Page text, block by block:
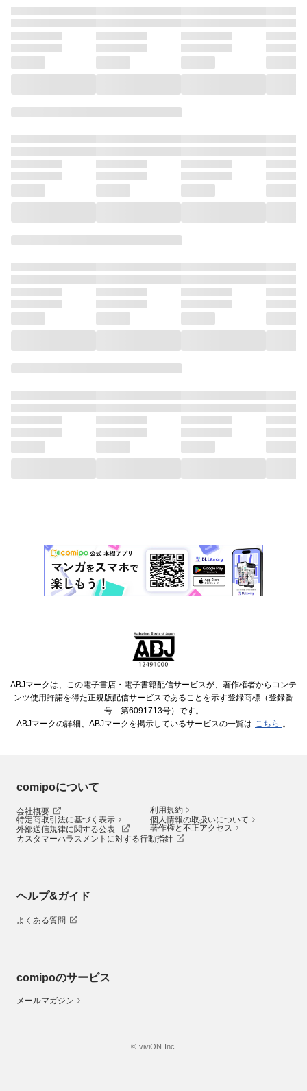
（1）
（2）
（3）
（4）
ABJマークは、この電子書店・電子書籍配信サービスが、著作権者からコンテ
ンツ使用許諾を得た正規版配信サービスであることを示す登録商標（登録番
号 第6091713号）です。
ABJマークの詳細、ABJマークを掲示しているサービスの一覧は こちら 。
comipoについて
会社概要
利用規約
特定商取引法に基づく表示
個人情報の取扱いについて
外部送信規律に関する公表
著作権と不正アクセス
カスタマーハラスメントに対する行動指針
ヘルプ&ガイド
よくある質問
comipoのサービス
メールマガジン
© viviON Inc.